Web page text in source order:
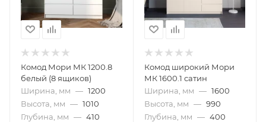
Комод Мори МК 1200.8
белый (8 ящиков)
Ширина, мм — 1200
Высота, мм — 1010
Глубина, мм — 410
Комод широкий Мори
МК 1600.1 сатин
Ширина, мм — 1600
Высота, мм — 990
Глубина, мм — 400